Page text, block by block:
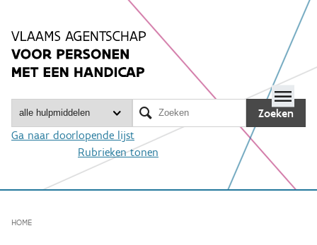
inhoud
Zoeken
Ga naar doorlopende lijst
Rubrieken tonen

HOME